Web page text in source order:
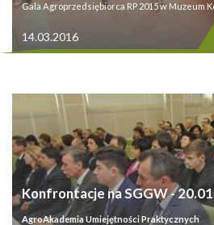
Gala Agroprzedsiębiorca RP 2015 w Muzeum
14.03.2016
Konfrontacje na SGGW -
AgroAkademia Umiejętności Praktycznych